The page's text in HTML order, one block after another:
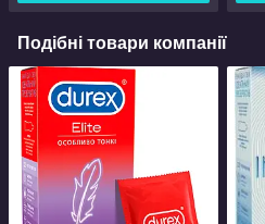
Подібні товари компанії